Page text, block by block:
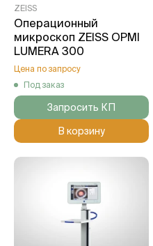
ZEISS
Операционный
микроскоп ZEISS OPMI
LUMERA 300
Цена по запросу
Под заказ
Запросить КП
В корзину